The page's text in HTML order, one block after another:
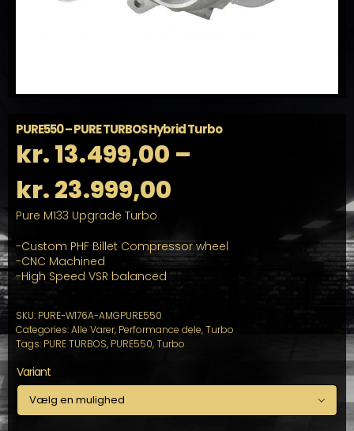
PURE550 – PURE TURBOS Hybrid Turbo
kr.13.499,00 –
kr.23.999,00
kr. 13.499,00
til
Pure M133 Upgrade Turbo
-Custom PHF Billet Compressor wheel
-CNC Machined
-High Speed VSR balanced
SKU: PURE-W176A-AMGPURE550
Categories:Alle Varer, Performance dele,Turbo
Tags: PURE TURBOS, PURE550,Turbo
Variant
